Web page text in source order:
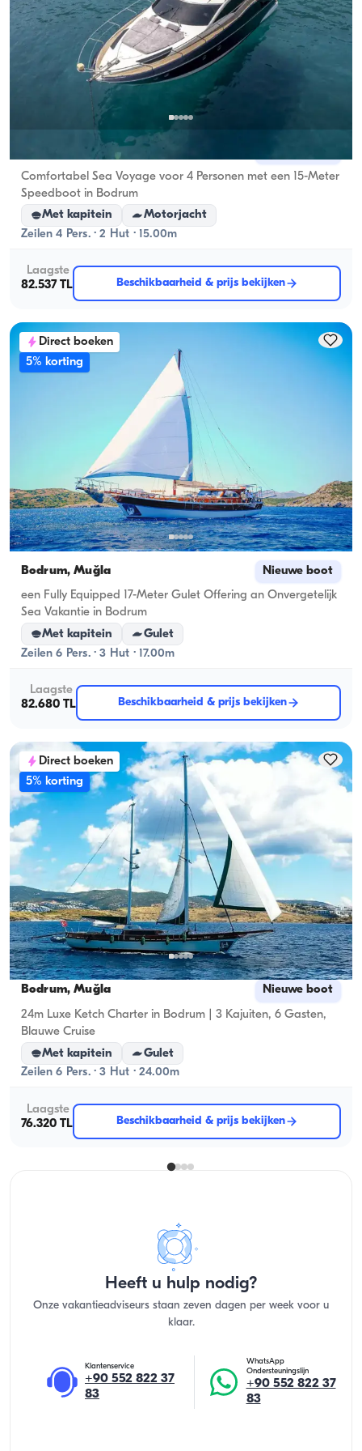
Bodrum, Muğla
Comfortabel Sea Voyage voor 4 Personen met een 15-Meter
Speedboot in Bodrum
Met kapitein
Motorjacht
Zeilen 4 Pers. · 2 Hut · 15.00m
Laagste
82.537 TL
Beschikbaarheid & prijs bekijken
Direct boeken
5% korting
Bodrum, Muğla Nieuwe boot
een Fully Equipped 17-Meter Gulet Offering an Onvergetelijk
Sea Vakantie in Bodrum
Met kapitein
Gulet
Zeilen 6 Pers. · 3 Hut · 17.00m
Laagste
82.680 TL
Beschikbaarheid & prijs bekijken
Direct boeken
5% korting
Bodrum, Muğla Nieuwe boot
24m Luxe Ketch Charter in Bodrum | 3 Kajuiten, 6 Gasten,
Blauwe Cruise
Met kapitein
Gulet
Zeilen 6 Pers. · 3 Hut · 24.00m
Laagste
76.320 TL
Beschikbaarheid & prijs bekijken
Heeft u hulp nodig?
Onze vakantieadviseurs staan zeven dagen per week voor u
klaar.
Klantenservice
+90 552 822 37
83
WhatsApp
Ondersteuningslijn
+90 552 822 37
83